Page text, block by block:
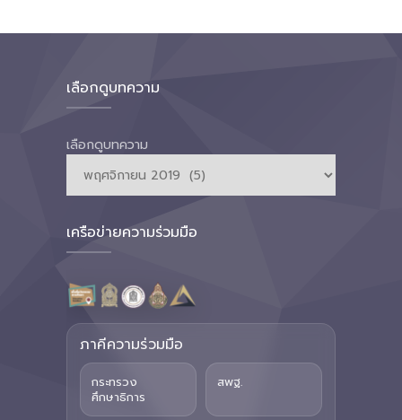
เลือกดูบทความ
เลือกดูบทความ
เครือข่ายความร่วมมือ
ภาคีความร่วมมือ
กระทรวง
ศึกษาธิการ
สพฐ.